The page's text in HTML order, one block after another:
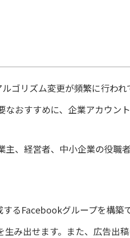
ゴリズム変更が頻繁に行わ
おすすめに、企業アカウン
、経営者、中小企業の役職
るFacebookグループを構
み出せます。また、広告出